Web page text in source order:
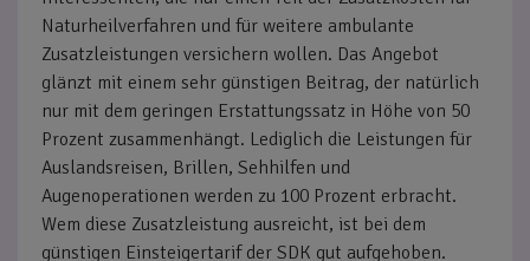
Naturheilverfahren und für weitere ambulante
Zusatzleistungen versichern wollen. Das Angebot
glänzt mit einem sehr günstigen Beitrag, der natürlich
nur mit dem geringen Erstattungssatz in Höhe von 50
Prozent zusammenhängt. Lediglich die Leistungen für
Auslandsreisen, Brillen, Sehhilfen und
Augenoperationen werden zu 100 Prozent erbracht.
Wem diese Zusatzleistung ausreicht, ist bei dem
günstigen Einsteigertarif der SDK gut aufgehoben.